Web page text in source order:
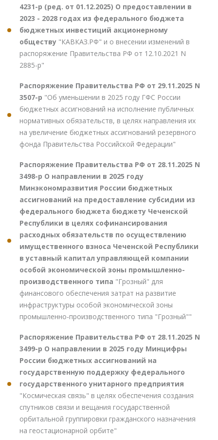
4231-р (ред. от 01.12.2025) О предоставлении в
2023 - 2028 годах из федерального бюджета
бюджетных инвестиций акционерному
обществу "КАВКАЗ.РФ" и о внесении изменений в
распоряжение Правительства РФ от 12.10.2021 N
2885-р"
Распоряжение Правительства РФ от 29.11.2025 N
3507-р "Об уменьшении в 2025 году ГФС России
бюджетных ассигнований на исполнение публичных
нормативных обязательств, в целях направления их
на увеличение бюджетных ассигнований резервного
фонда Правительства Российской Федерации"
Распоряжение Правительства РФ от 28.11.2025 N
3498-р О направлении в 2025 году
Минэкономразвития России бюджетных
ассигнований на предоставление субсидии из
федерального бюджета бюджету Чеченской
Республики в целях софинансирования
расходных обязательств по осуществлению
имущественного взноса Чеченской Республики
в уставный капитал управляющей компании
особой экономической зоны промышленно-
производственного типа "Грозный" для
финансового обеспечения затрат на развитие
инфраструктуры особой экономической зоны
промышленно-производственного типа "Грозный""
Распоряжение Правительства РФ от 28.11.2025 N
3499-р О направлении в 2025 году Минцифры
России бюджетных ассигнований на
государственную поддержку федерального
государственного унитарного предприятия
"Космическая связь" в целях обеспечения создания
спутников связи и вещания государственной
орбитальной группировки гражданского назначения
на геостационарной орбите"